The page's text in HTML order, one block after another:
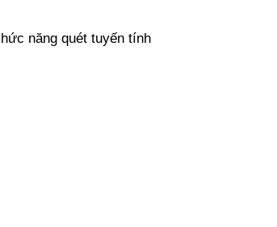
năng quét tuyến tính